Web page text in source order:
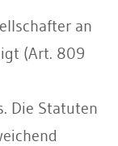
an
(Art. 809
Die Statuten